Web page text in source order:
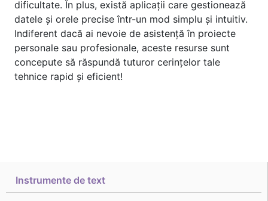
Instrumente de text
dificultate. În plus, există aplicații care gestionează
datele și orele precise într-un mod simplu şi intuitiv.
Indiferent dacă ai nevoie de asistență în proiecte
personale sau profesionale, aceste resurse sunt
concepute să răspundă tuturor cerințelor tale
tehnice rapid și eficient!